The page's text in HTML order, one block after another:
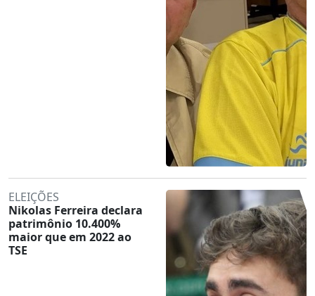
ELEIÇÕES
Nikolas Ferreira declara
patrimônio 10.400%
maior que em 2022 ao
TSE